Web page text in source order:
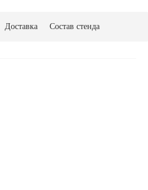
Доставка Состав стенда